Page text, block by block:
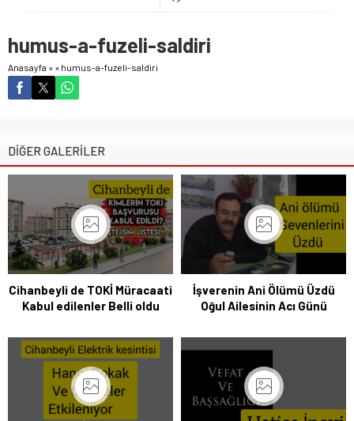
humus-a-fuzeli-saldiri
Anasayfa » » humus-a-fuzeli-saldiri
DİĞER GALERİLER
Cihanbeyli de TOKİ Müracaati
Kabul edilenler Belli oldu
İşverenin Ani Ölümü Üzdü
Oğul Ailesinin Acı Günü